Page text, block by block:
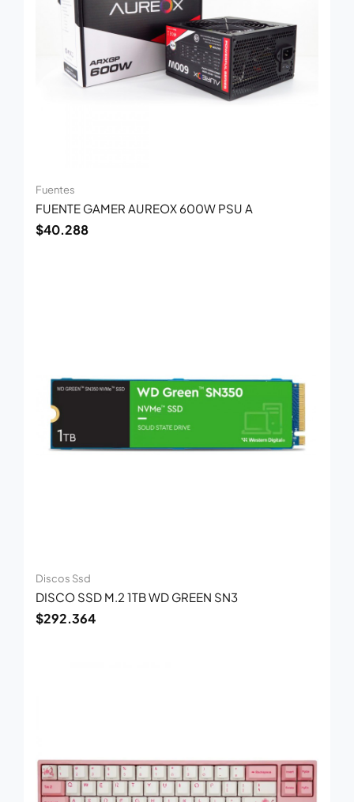
Fuentes
FUENTE GAMER AUREOX 600W PSU A
$40.288
Discos Ssd
DISCO SSD M.2 1TB WD GREEN SN3
$292.364